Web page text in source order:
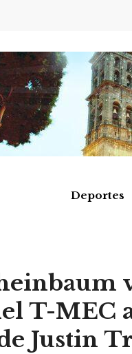
Deportes
T-MEC
Justin